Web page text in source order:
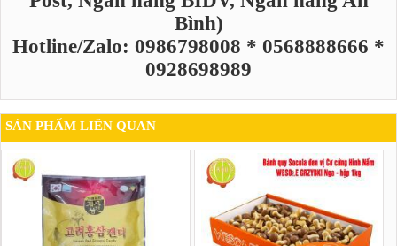
Bình)
Hotline/Zalo: 0986798008 * 0568888666 *
0928698989
SẢN PHẨM LIÊN QUAN